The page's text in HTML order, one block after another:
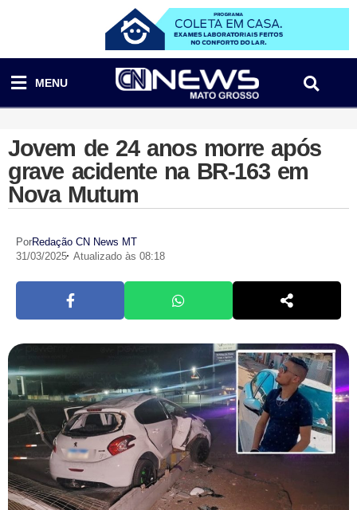
MENU
Jovem de 24 anos morre após
grave acidente na BR-163 em
Nova Mutum
PorRedação CN News MT
31/03/2025 Atualizado às 08:18